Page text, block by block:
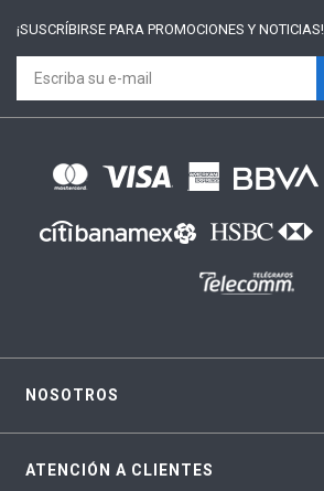
¡SUSCRÍBIRSE PARA PROMOCIONES Y NOTICIAS!
NOSOTROS
ATENCIÓN A CLIENTES